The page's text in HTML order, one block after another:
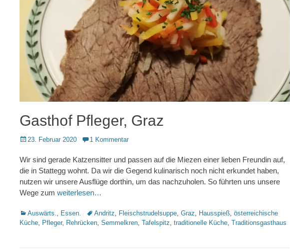
Gasthof Pfleger, Graz
Posted
23. Februar 2020 1 Kommentar
Wir sind gerade Katzensitter und passen auf die Miezen einer lieben Freundin auf,
die in Stattegg wohnt. Da wir die Gegend kulinarisch noch nicht erkundet haben,
nutzen wir unsere Ausflüge dorthin, um das nachzuholen. So führten uns unsere
Wege zum weiterlesen…
Kategorien
Auswärts. Essen. Schlagworte
Andritz Fleischstrudelsuppe Graz Hausspieß österreichische
Küche Pfleger, Rehrücken Semmelkren Tafelspitz traditionelle Küche Traditionsgasthaus